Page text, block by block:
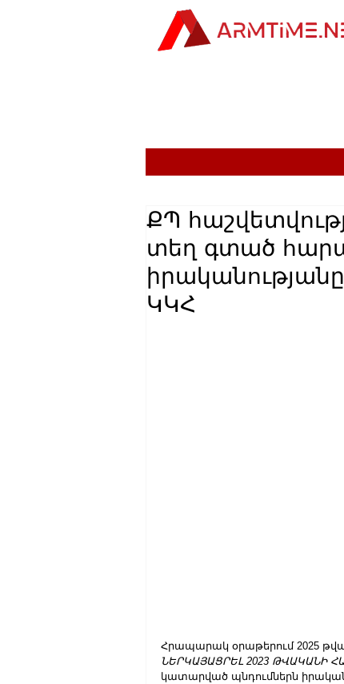
ՔՊ
տեղ գտած
ԿԿՀ
Հրապարակ օրաթերում 2025
ՆԵՐԿԱՅԱՑՐԵԼ 2023 ԹՎԱԿԱՆԻ
կատարված պնդումներն